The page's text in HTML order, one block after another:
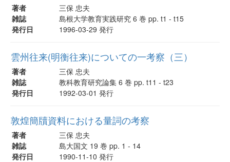
著者
三保 忠夫
雑誌
島根大学教育実践研究 6 巻 pp. t1 - t15
発行日
1996-03-29 発行
雲州往来(明衡往来)についての一考察（三）
著者
三保 忠夫
雑誌
教科教育研究論集 6 巻 pp. t11 - t23
発行日
1992-03-01 発行
敦煌簡牘資料における量詞の考察
著者
三保 忠夫
雑誌
島大国文 19 巻 pp. 1 - 14
発行日
1990-11-10 発行